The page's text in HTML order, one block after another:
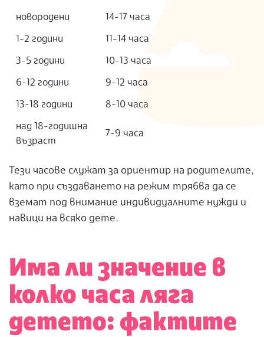
новородени 14-17 часа
1-2 години 11-14 часа
3-5 години 10-13 часа
6-12 години 9-12 часа
13-18 години 8-10 часа
над 18-годишна
възраст
7-9 часа
Тези часове служат за ориентир на родителите,
като при създаването на режим трябва да се
вземат под внимание индивидуалните нужди и
навици на всяко дете.
Има ли значение в
колко часа ляга
детето: фактите